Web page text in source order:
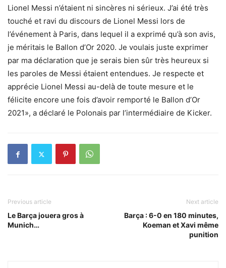
Lionel Messi n’étaient ni sincères ni sérieux. J’ai été très
touché et ravi du discours de Lionel Messi lors de
l’événement à Paris, dans lequel il a exprimé qu’à son avis,
je méritais le Ballon d’Or 2020. Je voulais juste exprimer
par ma déclaration que je serais bien sûr très heureux si
les paroles de Messi étaient entendues. Je respecte et
apprécie Lionel Messi au-delà de toute mesure et le
félicite encore une fois d’avoir remporté le Ballon d’Or
2021», a déclaré le Polonais par l’intermédiaire de Kicker.
Previous article
Le Barça jouera gros à
Munich…
Next article
Barça : 6-0 en 180 minutes,
Koeman et Xavi même
punition